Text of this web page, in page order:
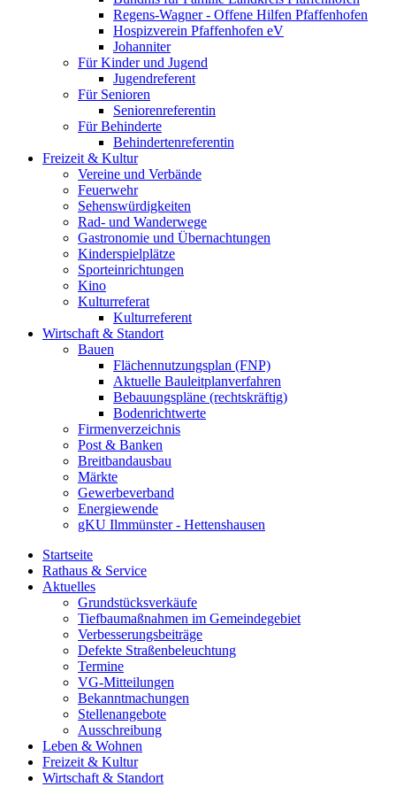
Regens-Wagner - Offene Hilfen Pfaffenhofen
Hospizverein Pfaffenhofen eV
Johanniter
Für Kinder und Jugend
Jugendreferent
Für Senioren
Seniorenreferentin
Für Behinderte
Behindertenreferentin
Freizeit & Kultur
Vereine und Verbände
Feuerwehr
Sehenswürdigkeiten
Rad- und Wanderwege
Gastronomie und Übernachtungen
Kinderspielplätze
Sporteinrichtungen
Kino
Kulturreferat
Kulturreferent
Wirtschaft & Standort
Bauen
Flächennutzungsplan (FNP)
Aktuelle Bauleitplanverfahren
Bebauungspläne (rechtskräftig)
Bodenrichtwerte
Firmenverzeichnis
Post & Banken
Breitbandausbau
Märkte
Gewerbeverband
Energiewende
gKU Ilmmünster - Hettenshausen
Startseite
Rathaus & Service
Aktuelles
Grundstücksverkäufe
Tiefbaumaßnahmen im Gemeindegebiet
Verbesserungsbeiträge
Defekte Straßenbeleuchtung
Termine
VG-Mitteilungen
Bekanntmachungen
Stellenangebote
Ausschreibung
Leben & Wohnen
Freizeit & Kultur
Wirtschaft & Standort